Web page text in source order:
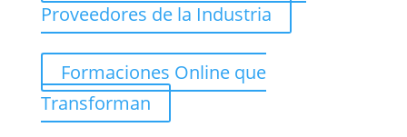
Proveedores de la Industria
Formaciones Online que
Transforman